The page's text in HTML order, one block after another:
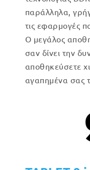
παράλληλα,
τις εφαρμογές
Ο μεγάλος
σαν δίνει την
αποθηκεύσετε
αγαπημένα σας